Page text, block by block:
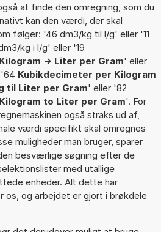
at finde den omregning, som du
kan den værdi, der skal
følger: '46 dm3/kg til l/g' eller '11
kg i l/g' eller '19
-> Liter per Gram' eller
Kubikdecimeter per Kilogram
til Liter per Gram' eller '82
to Liter per Gram'. For
også straks ud af,
værdi specifikt skal omregnes
muligheder man bruger, sparer
besværlige søgning efter de
med utallige
enheder. Alt dette har
os, og arbejdet er gjort i brøkdele